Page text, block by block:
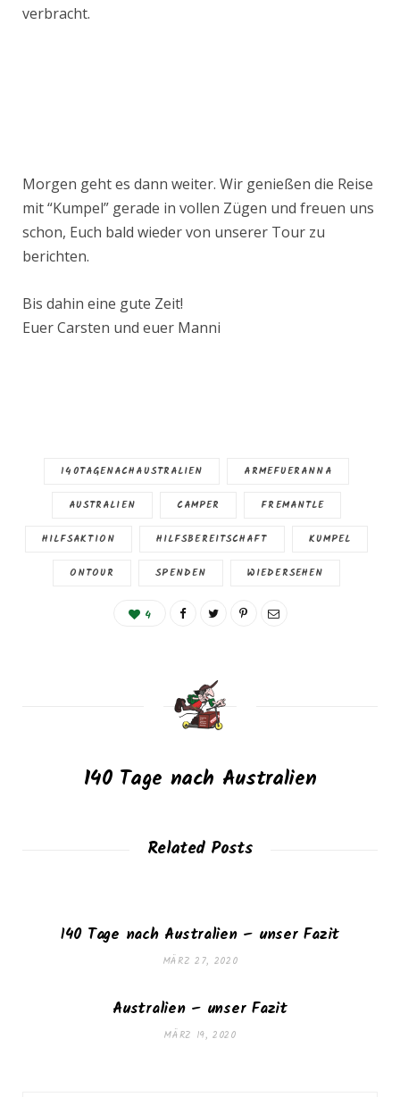
verbracht.
Morgen geht es dann weiter. Wir genießen die Reise
mit “Kumpel” gerade in vollen Zügen und freuen uns
schon, Euch bald wieder von unserer Tour zu
berichten.
Bis dahin eine gute Zeit!
Euer Carsten und euer Manni
140TAGENACHAUSTRALIEN ARMEFUERANNA
AUSTRALIEN CAMPER FREMANTLE
HILFSAKTION HILFSBEREITSCHAFT KUMPEL
ONTOUR SPENDEN WIEDERSEHEN
4
140 Tage nach Australien
Related Posts
140 Tage nach Australien – unser Fazit
MÄRZ 27, 2020
Australien – unser Fazit
MÄRZ 19, 2020